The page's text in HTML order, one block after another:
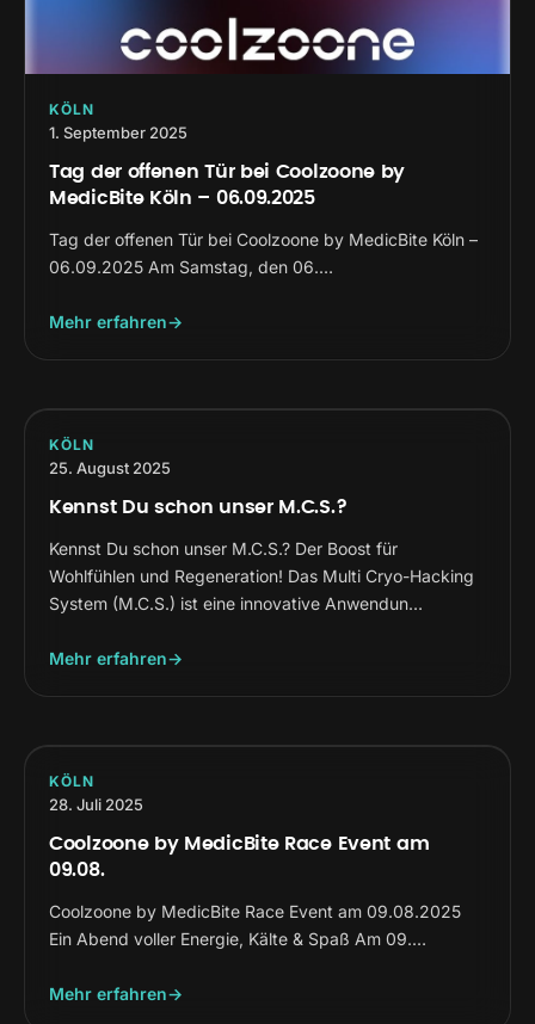
KÖLN
1. September 2025
Tag der offenen Tür bei Coolzoone by
MedicBite Köln – 06.09.2025
Tag der offenen Tür bei Coolzoone by MedicBite Köln –
06.09.2025 Am Samstag, den 06.…
Mehr erfahren
KÖLN
25. August 2025
Kennst Du schon unser M.C.S.?
Kennst Du schon unser M.C.S.? Der Boost für
Wohlfühlen und Regeneration! Das Multi Cryo-Hacking
System (M.C.S.) ist eine innovative Anwendun…
Mehr erfahren
KÖLN
28. Juli 2025
Coolzoone by MedicBite Race Event am
09.08.
Coolzoone by MedicBite Race Event am 09.08.2025
Ein Abend voller Energie, Kälte & Spaß Am 09.…
Mehr erfahren